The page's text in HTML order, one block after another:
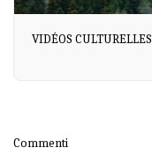
VIDÉOS CULTURELLES
Commenti